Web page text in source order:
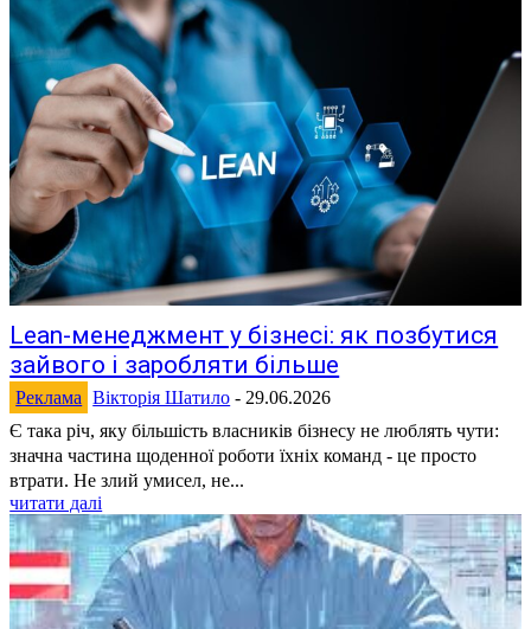
Lean-менеджмент у бізнесі: як позбутися
зайвого і заробляти більше
Реклама Вікторія Шатило - 29.06.2026
Є така річ, яку більшість власників бізнесу не люблять чути:
значна частина щоденної роботи їхніх команд - це просто
втрати. Не злий умисел, не...
читати далі